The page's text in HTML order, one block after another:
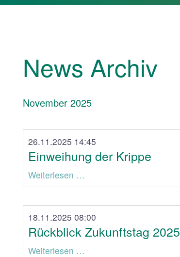
News Archiv
November 2025
26.11.2025 14:45
Einweihung der Krippe
Weiterlesen …
18.11.2025 08:00
Rückblick Zukunftstag 2025
Weiterlesen …